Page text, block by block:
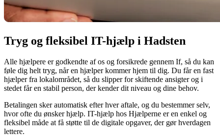
Tryg og fleksibel IT-hjælp i Hadsten
Alle hjælpere er godkendte af os og forsikrede gennem If, så du kan
føle dig helt tryg, når en hjælper kommer hjem til dig. Du får en fast
hjælper fra lokalområdet, så du slipper for skiftende ansigter og i
stedet får en stabil person, der kender dit niveau og dine behov.
Betalingen sker automatisk efter hver aftale, og du bestemmer selv,
hvor ofte du ønsker hjælp. IT-hjælp hos Hjælperne er en enkel og
fleksibel måde at få støtte til de digitale opgaver, der gør hverdagen
lettere.